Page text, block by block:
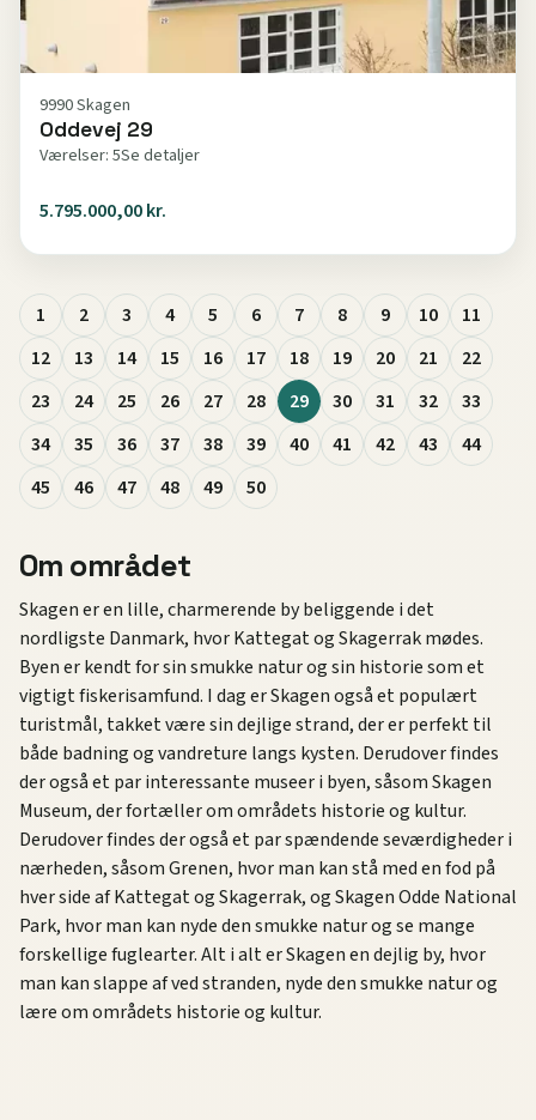
9990 Skagen
Oddevej 29
Værelser: 5Se detaljer
5.795.000,00 kr.
1 2 3 4 5 6 7 8 9 10
11
12
13 14 15 16 17 18 19 20 21
22
23
24 25 26 27 28 29 30 31 32
33
34
35 36 37 38 39 40 41 42 43
44
45
46 47 48 49 50
Om området
Skagen er en lille, charmerende by beliggende i det
nordligste Danmark, hvor Kattegat og Skagerrak mødes.
Byen er kendt for sin smukke natur og sin historie som et
vigtigt fiskerisamfund. I dag er Skagen også et populært
turistmål, takket være sin dejlige strand, der er perfekt til
både badning og vandreture langs kysten. Derudover findes
der også et par interessante museer i byen, såsom Skagen
Museum, der fortæller om områdets historie og kultur.
Derudover findes der også et par spændende seværdigheder i
nærheden, såsom Grenen, hvor man kan stå med en fod på
hver side af Kattegat og Skagerrak, og Skagen Odde National
Park, hvor man kan nyde den smukke natur og se mange
forskellige fuglearter. Alt i alt er Skagen en dejlig by, hvor
man kan slappe af ved stranden, nyde den smukke natur og
lære om områdets historie og kultur.